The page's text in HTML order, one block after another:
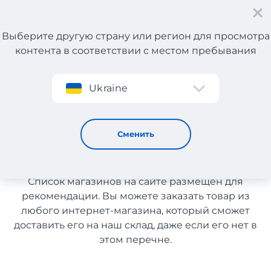
Регистрация
Выберите другую страну или регион для просмотра
контента в соответствии с местом пребывания
Ukraine
Сменить
Обувь
Обувь с доставкой в
Узбекистан
Список магазинов на сайте размещен для
рекомендации. Вы можете заказать товар из
любого интернет-магазина, который сможет
доставить его на наш склад, даже если его нет в
этом перечне.